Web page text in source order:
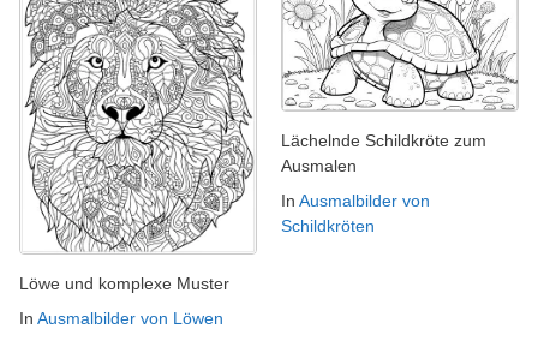
Löwe und komplexe Muster
In Ausmalbilder von Löwen
Lächelnde Schildkröte zum
Ausmalen
In Ausmalbilder von
Schildkröten